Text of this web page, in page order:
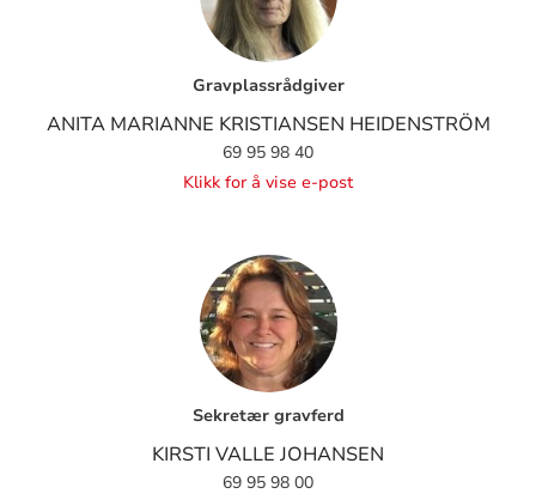
Gravplassrådgiver
ANITA MARIANNE KRISTIANSEN HEIDENSTRÖM
69 95 98 40
Klikk for å vise e-post
Sekretær gravferd
KIRSTI VALLE JOHANSEN
69 95 98 00